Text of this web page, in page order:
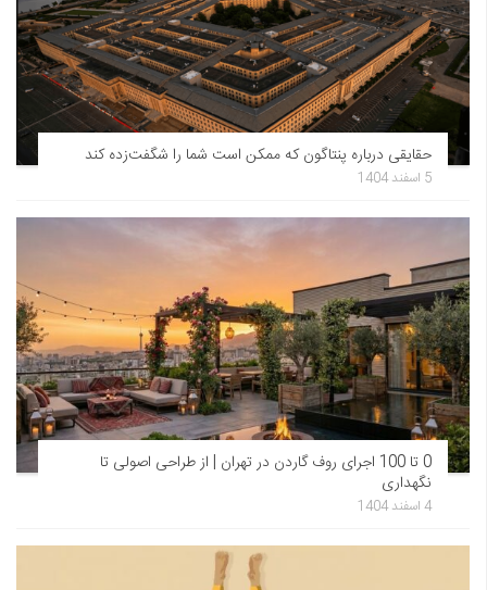
حقایقی درباره پنتاگون که ممکن است شما را شگفت‌زده کند
5 اسفند 1404
0 تا 100 اجرای روف گاردن در تهران | از طراحی اصولی تا
نگهداری
4 اسفند 1404